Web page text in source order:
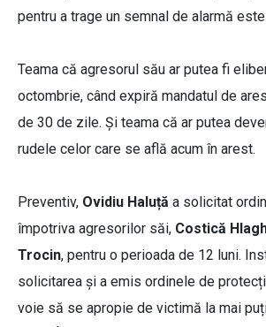
pentru a trage un semnal de alarmă
Teama că agresorul său ar putea fi
octombrie, când expiră mandatul de
de 30 de zile. Și teama că ar putea
rudele celor care se află acum în arest.
Preventiv, Ovidiu Haluță a solicitat
împotriva agresorilor săi, Costică
Trocin, pentru o perioada de 12 luni.
solicitarea și a emis ordinele de
voie să se apropie de victimă la mai